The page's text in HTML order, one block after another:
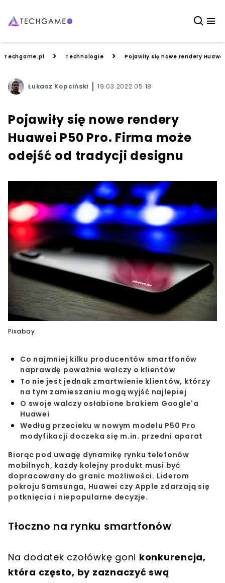
Techgame.pl > Technologie > Pojawiły się nowe rendery
Łukasz Kopciński 19.03.2022 05:18
Pojawiły się nowe rendery
Huawei P50 Pro. Firma może
odejść od tradycji designu
Pixabay
Co najmniej kilku producentów smartfonów
naprawdę poważnie walczy o klientów
To nie jest jednak zmartwienie klientów, którzy
na tym zamieszaniu mogą wyjść najlepiej
O swoje walczy osłabione brakiem Google'a
Huawei
Według przecieku w nowym modelu P50 Pro
modyfikacji doczeka się m.in. przedni aparat
Biorąc pod uwagę dynamikę rynku telefonów
mobilnych, każdy kolejny produkt musi być
dopracowany do granic możliwości. Liderom
pokroju Samsunga, Huawei czy Apple zdarzają się
potknięcia i niepopularne decyzje.
Tłoczno na rynku smartfonów
Na dodatek czołówkę goni konkurencja,
która często, by zaznaczyć swą